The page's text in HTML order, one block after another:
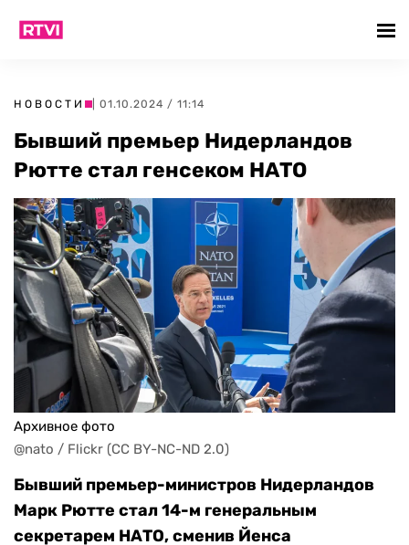
НОВОСТИ | 01.10.2024 / 11:14
Бывший премьер Нидерландов
Рютте стал генсеком НАТО
Архивное фото
@nato / Flickr (CC BY-NC-ND 2.0)
Бывший премьер-министров Нидерландов
Марк Рютте стал 14-м генеральным
секретарем НАТО, сменив Йенса